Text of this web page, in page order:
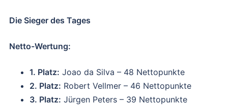
Die Sieger des Tages
Netto-Wertung:
1. Platz: Joao da Silva – 48 Nettopunkte
2. Platz: Robert Vellmer – 46 Nettopunkte
3. Platz: Jürgen Peters – 39 Nettopunkte